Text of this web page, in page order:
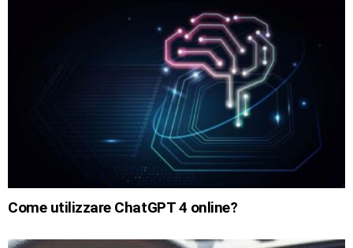
Come utilizzare ChatGPT 4 online?